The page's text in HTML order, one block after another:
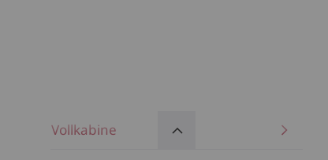
Vollkabine